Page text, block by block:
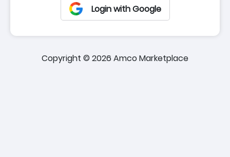
Login with Google
Copyright © 2026 Amco Marketplace